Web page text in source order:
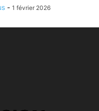
- 1 février 2026